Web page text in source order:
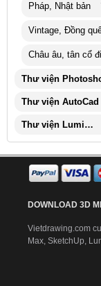
Pháp, Nhật bản
Vintage, Đồng
Thư viện
Thư viện AutoCad
Thư viện Lumion
DOWNLOAD 3D
Vietdrawing.com
Max, SketchUp,